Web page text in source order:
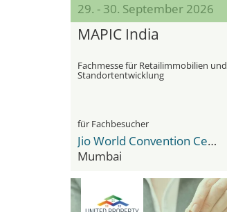
29. - 30. September 2026
MAPIC India
Fachmesse für Retailimmobilien und
Standortentwicklung
für Fachbesucher
Jio World Convention Centre
Mumbai